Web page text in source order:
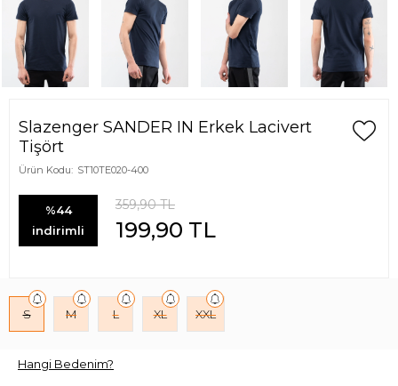
Slazenger SANDER IN Erkek Lacivert
Tişört
Ürün Kodu: ST10TE020-400
%44
indirimli
359,90TL
199,90 TL
S M L XL XXL
Hangi Bedenim?